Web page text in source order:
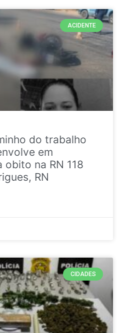
ACIDENTE
do trabalho
em
obito na RN 118
RN
CIDADES